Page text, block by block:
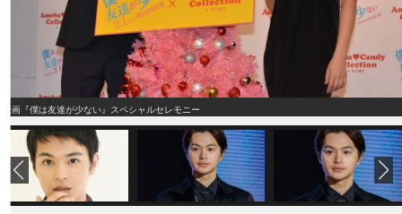
映画『僕は友達が少ない』スペシャルセレモニー